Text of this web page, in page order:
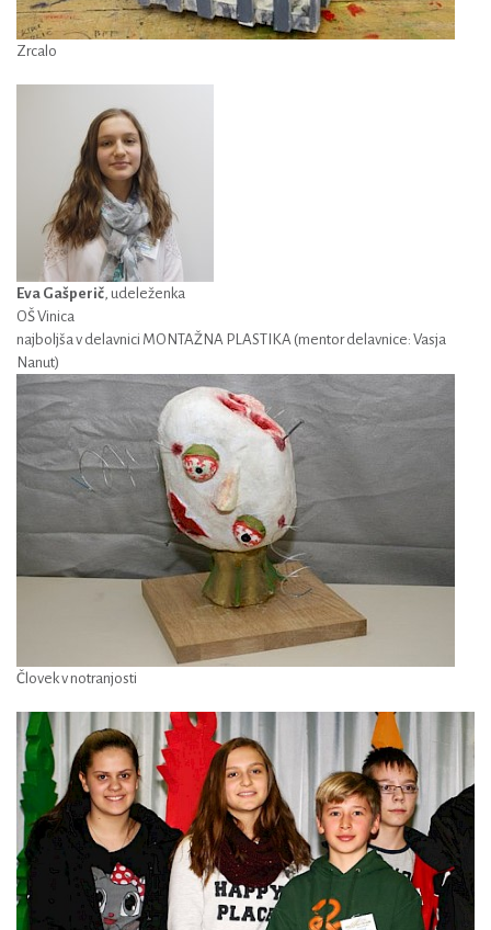
Zrcalo
Eva Gašperič , udeleženka
OŠ Vinica
najboljša v delavnici MONTAŽNA PLASTIKA (mentor delavnice: Vasja
Nanut)
Človek v notranjosti